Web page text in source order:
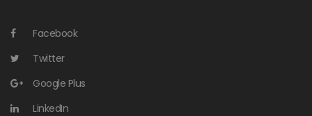
Facebook
Twitter
Google Plus
LinkedIn